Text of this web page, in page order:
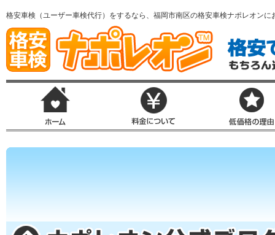
格安車検（ユーザー車検代行）をするなら、福岡市南区の格安車検ナポレオンに